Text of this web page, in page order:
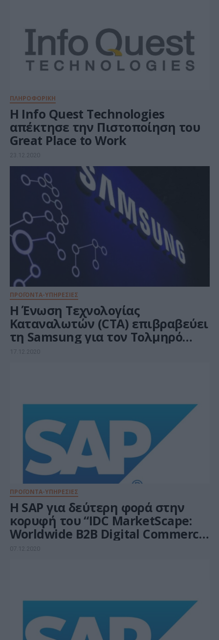
ΠΛΗΡΟΦΟΡΙΚΗ
H Info Quest Technologies
απέκτησε την Πιστοποίηση του
Great Place to Work
23.12.2020
ΠΡΟΪΟΝΤΑ-ΥΠΗΡΕΣΙΕΣ
Η Ένωση Τεχνολογίας
Καταναλωτών (CTA) επιβραβεύει
τη Samsung για τον Τολμηρό
Σχεδιασμό και την Κατασκευή
17.12.2020
ΠΡΟΪΟΝΤΑ-ΥΠΗΡΕΣΙΕΣ
H SAP για δεύτερη φορά στην
κορυφή του “IDC MarketScape:
Worldwide B2B Digital Commerce
Platforms Vendor Assessment”
07.12.2020